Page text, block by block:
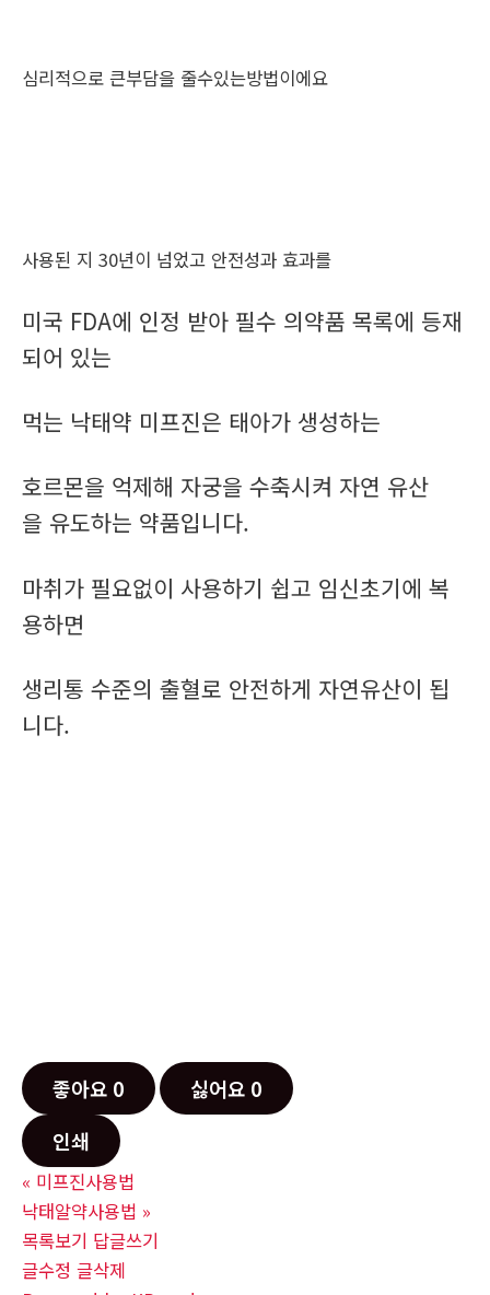
심리적으로 큰부담을 줄수있는방법이에요
사용된 지 30년이 넘었고 안전성과 효과를
미국 FDA에 인정 받아 필수 의약품 목록에 등재
되어 있는
먹는 낙태약 미프진은 태아가 생성하는
호르몬을 억제해 자궁을 수축시켜 자연 유산
을 유도하는 약품입니다.
마취가 필요없이 사용하기 쉽고 임신초기에 복
용하면
생리통 수준의 출혈로 안전하게 자연유산이 됩
니다.
좋아요 0 싫어요 0
인쇄
« 미­프진사용법
낙­태알약사용법 »
목록보기 답글쓰기
글수정 글삭제